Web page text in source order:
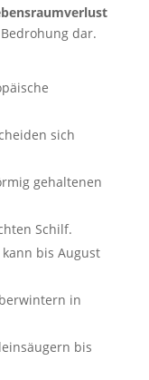
dar.
sich
gehaltenen
Schilf.
bis August
in
bis